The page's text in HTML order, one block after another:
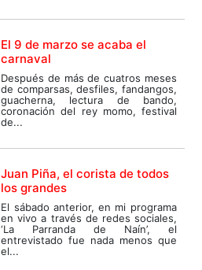
El 9 de marzo se acaba el
carnaval
Después de más de cuatros meses
de comparsas, desfiles, fandangos,
guacherna, lectura de bando,
coronación del rey momo, festival
de...
Juan Piña, el corista de todos
los grandes
El sábado anterior, en mi programa
en vivo a través de redes sociales,
‘La Parranda de Naín’, el
entrevistado fue nada menos que
el...